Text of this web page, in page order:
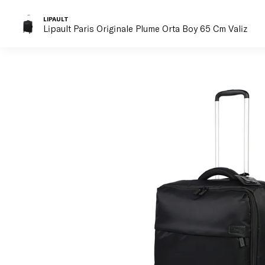
LIPAULT
Lipault Paris Originale Plume Orta Boy 65 Cm Valiz